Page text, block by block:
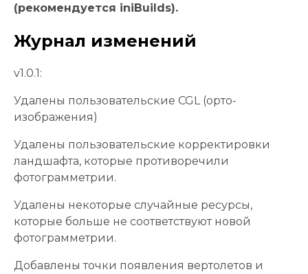
(рекомендуется iniBuilds).
Журнал изменений
v1.0.1:
Удалены пользовательские CGL (орто-
изображения)
Удалены пользовательские корректировки
ландшафта, которые противоречили
фотограмметрии.
Удалены некоторые случайные ресурсы,
которые больше не соответствуют новой
фотограмметрии.
Добавлены точки появления вертолетов и